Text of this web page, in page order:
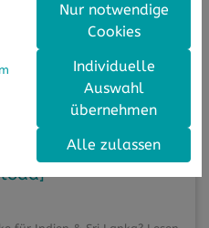
& Sri Lanka [+
Nur notwendige
Cookies
Individuelle
Auswahl
übernehmen
Alle zulassen